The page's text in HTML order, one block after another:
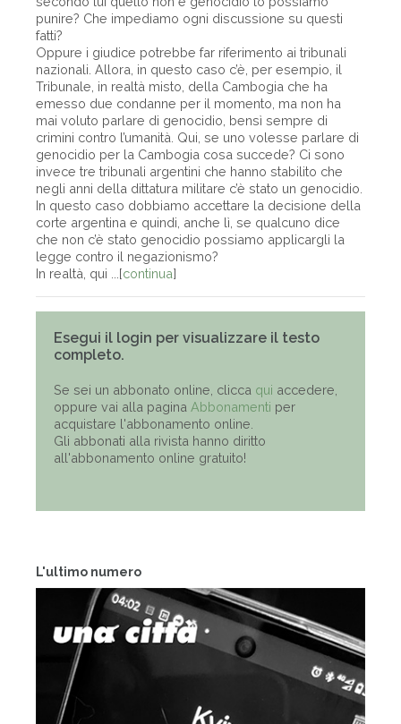
L'ultimo numero
punire? Che impediamo ogni discussione su questi
fatti?
Oppure i giudice potrebbe far riferimento ai tribunali
nazionali. Allora, in questo caso c’è, per esempio, il
Tribunale, in realtà misto, della Cambogia che ha
emesso due condanne per il momento, ma non ha
mai voluto parlare di genocidio, bensì sempre di
crimini contro l’umanità. Qui, se uno volesse parlare di
genocidio per la Cambogia cosa succede? Ci sono
invece tre tribunali argentini che hanno stabilito che
negli anni della dittatura militare c’è stato un genocidio.
In questo caso dobbiamo accettare la decisione della
corte argentina e quindi, anche lì, se qualcuno dice
che non c’è stato genocidio possiamo applicargli la
legge contro il negazionismo?
In realtà, qui ...[continua]
Esegui il login per visualizzare il testo
completo.
Se sei un abbonato online, clicca qui accedere,
oppure vai alla pagina Abbonamenti per
acquistare l'abbonamento online.
Gli abbonati alla rivista hanno diritto
all'abbonamento online gratuito!